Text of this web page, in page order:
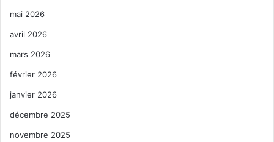
mai 2026
avril 2026
mars 2026
février 2026
janvier 2026
décembre 2025
novembre 2025